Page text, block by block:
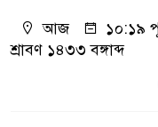
আজ
১০:১৯
শ্রাবণ ১৪৩৩ বঙ্গাব্দ